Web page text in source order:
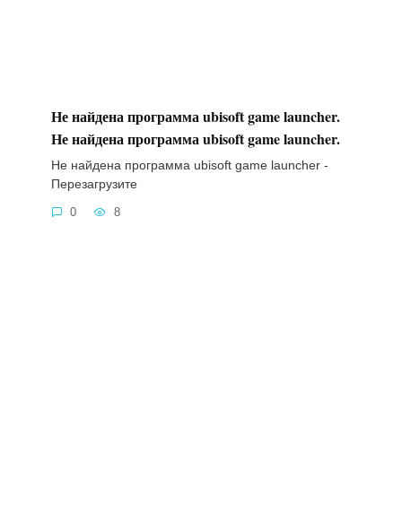
Не найдена программа ubisoft game launcher.
Не найдена программа ubisoft game launcher.
Не найдена программа ubisoft game launcher -
Перезагрузите
0 8